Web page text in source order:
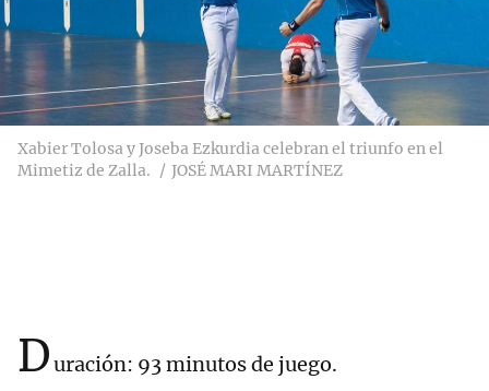
Xabier Tolosa y Joseba Ezkurdia celebran el triunfo en el
Mimetiz de Zalla.
JOSÉ MARI MARTÍNEZ
Duración: 93 minutos de juego.